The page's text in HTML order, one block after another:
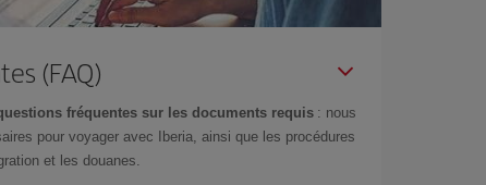
(FAQ)
fréquentes sur les documents requis : nous
pour voyager avec Iberia, ainsi que les procédures
et les douanes.